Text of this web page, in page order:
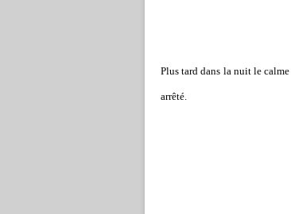
Plus tard dans la nuit le
arrêté.